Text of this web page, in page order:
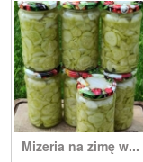
Mizeria na zimę w...